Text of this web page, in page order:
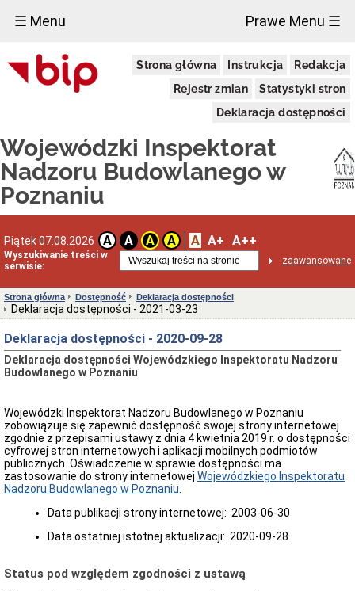
☰ Menu Prawe Menu ☰
Strona główna Instrukcja
Redakcja
Rejestr zmian
Statystyki stron
Deklaracja dostępności
Wojewódzki Inspektorat
Nadzoru Budowlanego w
Poznaniu
Piątek 07.08.2026 A A A A A A+ A++
Wyszukiwanie treści w
serwisie:
zaawansowane
Wojewódzki
Inspektorat
Nadzoru
Budowlanego
Powstanie
organu
Utworzenie
WINB
w
Poznaniu
i
zakres
działania
budowlanego
Ochrona
Danych
Osobowych
O
Inspektoracie
Godziny
urzędowania
Struktura
Inspektoratu
Kierownictwo
Inspektoratu
Powiatowe
Inspektoraty
Nadzoru
wlkp.
Strona główna Dostępność Deklaracja dostępności
Deklaracja dostępności - 2021-03-23
Deklaracja dostępności - 2020-09-28
Deklaracja dostępności Wojewódzkiego Inspektoratu Nadzoru
Budowlanego w Poznaniu
Wojewódzki Inspektorat Nadzoru Budowlanego w Poznaniu
zobowiązuje się zapewnić dostępność swojej strony internetowej
zgodnie z przepisami ustawy z dnia 4 kwietnia 2019 r. o dostępności
cyfrowej stron internetowych i aplikacji mobilnych podmiotów
publicznych. Oświadczenie w sprawie dostępności ma
zastosowanie do strony internetowej Wojewódzkiego Inspektoratu
Nadzoru Budowlanego w Poznaniu
Data publikacji strony internetowej: 2003-06-30
Data ostatniej istotnej aktualizacji: 2020-09-28
Status pod względem zgodności z ustawą
×